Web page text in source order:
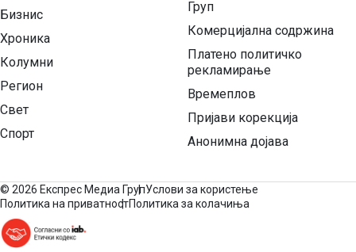
Бизнис
Хроника
Колумни
Регион
Свет
Спорт
Груп
Комерцијална содржина
Платено политичко
рекламирање
Времеплов
Пријави корекција
Анонимна дојава
© 2026 Експрес Медиа ГрупУслови за користење
Политика на приватностПолитика за колачиња